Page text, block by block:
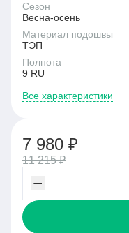
Сезон
Весна-осень
Материал подошвы
ТЭП
Полнота
9 RU
Все характеристики
7 980 ₽
11 215 ₽